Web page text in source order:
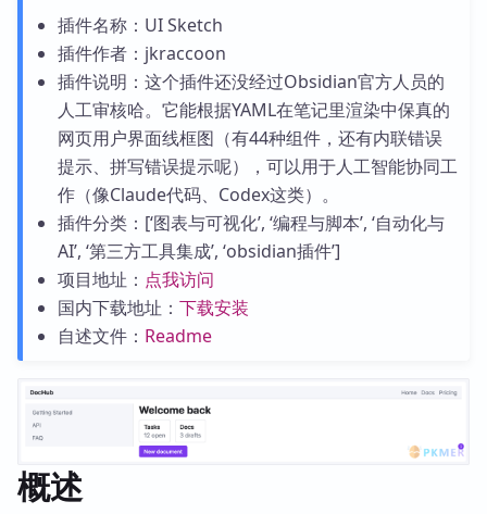
插件名称：UI Sketch
插件作者：jkraccoon
插件说明：这个插件还没经过Obsidian官方人员的
人工审核哈。它能根据YAML在笔记里渲染中保真的
网页用户界面线框图（有44种组件，还有内联错误
提示、拼写错误提示呢），可以用于人工智能协同工
作（像Claude代码、Codex这类）。
插件分类：[‘图表与可视化’, ‘编程与脚本’, ‘自动化与
AI’, ‘第三方工具集成’, ‘obsidian插件’]
项目地址： 点我访问
国内下载地址： 下载安装
自述文件： Readme
概述